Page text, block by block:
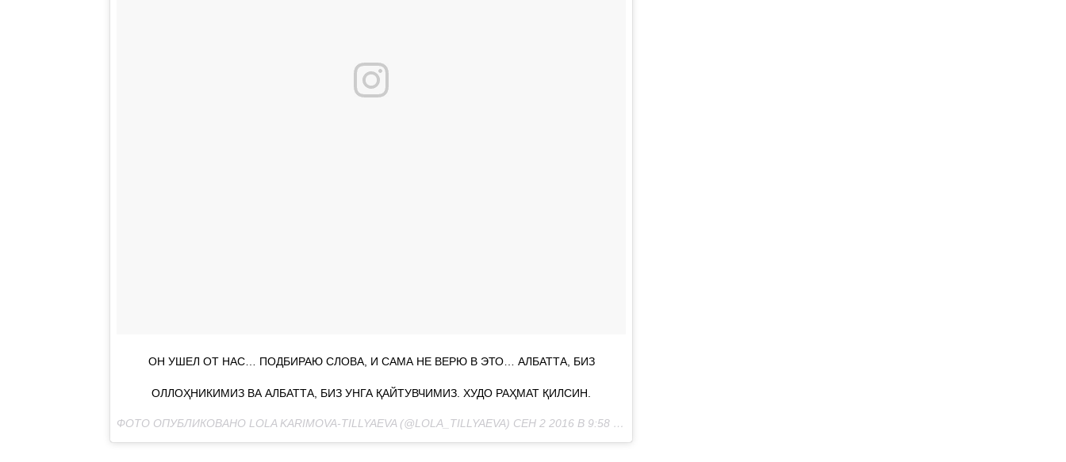
ОН УШЕЛ ОТ НАС… ПОДБИРАЮ СЛОВА, И САМА НЕ ВЕРЮ В ЭТО… АЛБАТТА, БИЗ
ОЛЛОҲНИКИМИЗ ВА АЛБАТТА, БИЗ УНГА ҚАЙТУВЧИМИЗ. ХУДО РАҲМАТ ҚИЛСИН.
ФОТО ОПУБЛИКОВАНО LOLA KARIMOVA-TILLYAEVA (@LOLA_TILLYAEVA) СЕН 2 2016 В 9:58 PDT